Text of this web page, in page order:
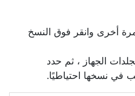
أخرى وانقر فوق النسخ
الجهاز ، ثم حدد
في نسخها احتياطيًا.